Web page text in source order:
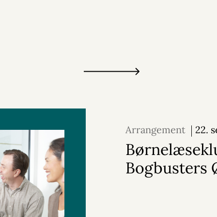
Arrangement
22.
2026
Bogbusters